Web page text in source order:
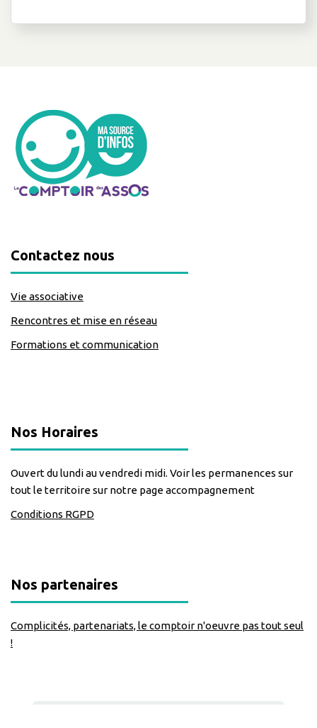
Contactez nous
Vie associative
Rencontres et mise en réseau
Formations et communication
Nos Horaires
Ouvert du lundi au vendredi midi. Voir les permanences sur
tout le territoire sur notre page accompagnement
Conditions RGPD
Nos partenaires
Complicités, partenariats, le comptoir n'oeuvre pas tout seul
!